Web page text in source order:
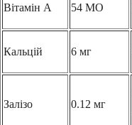
Вітамін А 54 МО
Кальцій 6 мг
Залізо 0.12 мг